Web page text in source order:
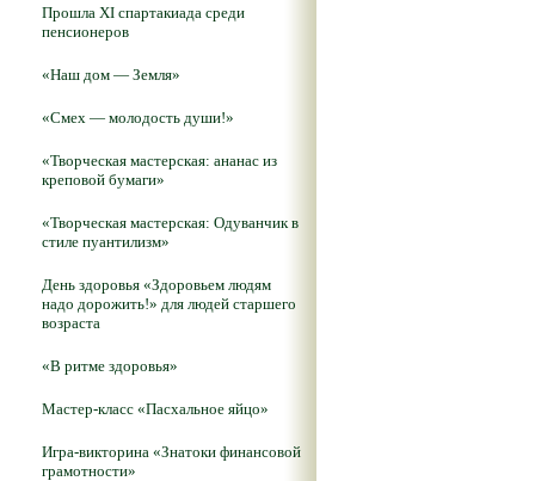
Прошла XI спартакиада среди
пенсионеров
«Наш дом — Земля»
«Смех — молодость души!»
«Творческая мастерская: ананас из
креповой бумаги»
«Творческая мастерская: Одуванчик в
стиле пуантилизм»
День здоровья «Здоровьем людям
надо дорожить!» для людей старшего
возраста
«В ритме здоровья»
Мастер-класс «Пасхальное яйцо»
Игра-викторина «Знатоки финансовой
грамотности»